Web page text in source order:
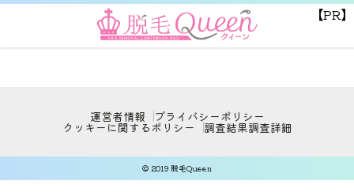
【PR】
運営者情報 プライバシーポリシー
クッキーに関するポリシー 調査結果調査詳細
© 2019 脱毛Queen